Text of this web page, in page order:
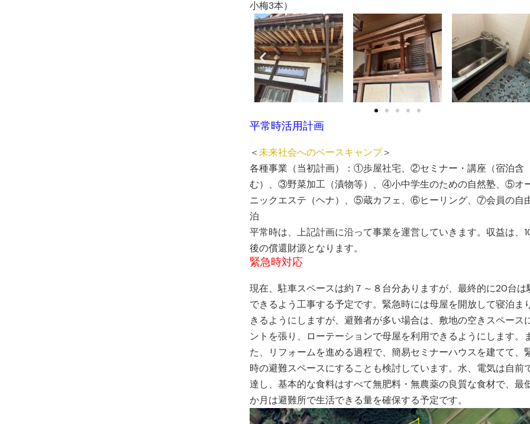
小梅3本）
平常時活用計画
＜未来社会へのベースキャンプ＞
各種事業（当初計画）：①歩屋社宅、②セミナー・講座（宿泊含
む）、③野菜加工（漬物等）、④小中学生のための自然塾、⑤オ
ニックエステ（ヘナ）、⑤蔵カフェ、⑥ヒーリング、⑦会員の自
泊
平常時は、上記計画に沿って事業を運営していきます。収益は、
後の償還財源となります。
緊急時対応
現在、駐車スペースは約７～８台分ありますが、最終的に20台は
できるよう工事する予定です。緊急時には母屋を開放して寝泊ま
きるようにしますが、避難者が多い場合は、敷地の空きスペース
ントを張り、ローテーションで母屋を利用できるようにします。
た、リフォームを進める過程で、簡易セミナーハウスを建てて、
時の避難スペースにすることも検討しています。水、電気は自前
達し、基本的な食料はすべて無肥料・無農薬の良質な食材で、最
か月は避難所で生活できる量を確保する予定です。